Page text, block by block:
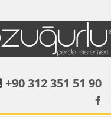
+90 312 351 51 90